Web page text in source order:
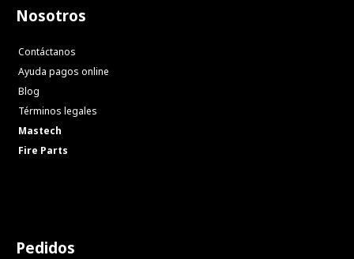
Nosotros
Contáctanos
Ayuda pagos online
Blog
Términos legales
Mastech
Fire Parts
Pedidos